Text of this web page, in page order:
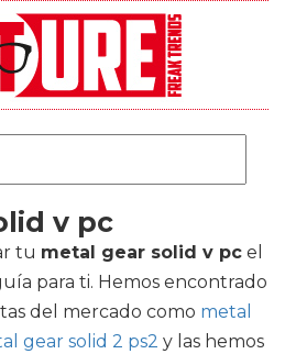
v pc
tu metal gear solid v pc el
para ti. Hemos encontrado
del mercado como metal
gear solid 2 ps2 y las hemos